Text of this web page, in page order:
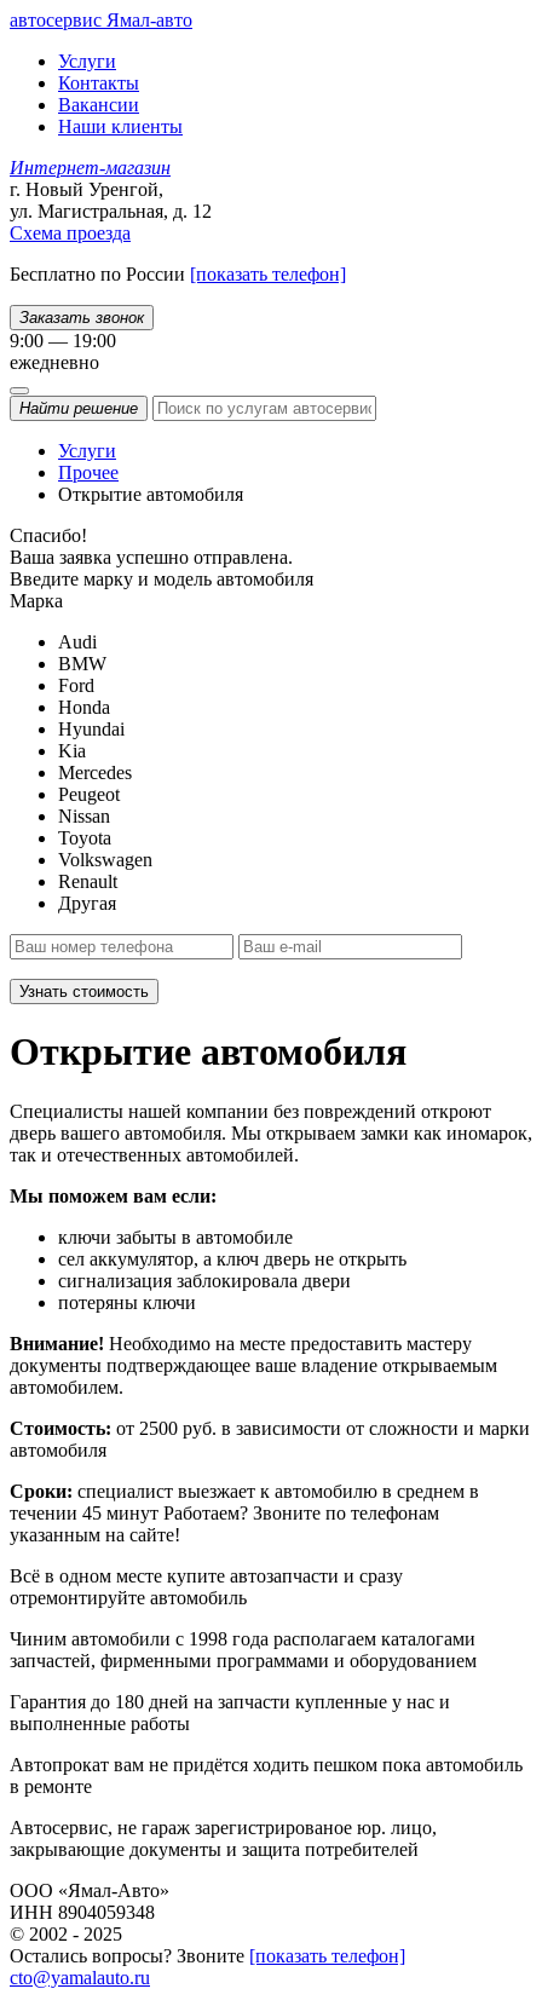
автосервис Ямал-авто
Услуги
Контакты
Вакансии
Наши клиенты
Интернет-магазин
г. Новый Уренгой,
ул. Магистральная, д. 12
Схема проезда
Бесплатно по России [показать телефон]
Заказать звонок
9:00 — 19:00
ежедневно
Найти решение
Услуги
Прочее
Открытие автомобиля
Спасибо!
Ваша заявка успешно отправлена.
Введите марку и модель автомобиля
Марка
Audi
BMW
Ford
Honda
Hyundai
Kia
Mercedes
Peugeot
Nissan
Toyota
Volkswagen
Renault
Другая
Узнать стоимость
Открытие автомобиля
Специалисты нашей компании без повреждений откроют
дверь вашего автомобиля. Мы открываем замки как иномарок,
так и отечественных автомобилей.
Мы поможем вам если:
ключи забыты в автомобиле
сел аккумулятор, а ключ дверь не открыть
сигнализация заблокировала двери
потеряны ключи
Внимание! Необходимо на месте предоставить мастеру
документы подтверждающее ваше владение открываемым
автомобилем.
Стоимость: от 2500 руб. в зависимости от сложности и марки
автомобиля
Сроки: специалист выезжает к автомобилю в среднем в
течении 45 минут Работаем? Звоните по телефонам
указанным на сайте!
Всё в одном месте купите автозапчасти и сразу
отремонтируйте автомобиль
Чиним автомобили с 1998 года располагаем каталогами
запчастей, фирменными программами и оборудованием
Гарантия до 180 дней на запчасти купленные у нас и
выполненные работы
Автопрокат вам не придётся ходить пешком пока автомобиль
в ремонте
Автосервис, не гараж зарегистрированое юр. лицо,
закрывающие документы и защита потребителей
ООО «Ямал-Авто»
ИНН 8904059348
© 2002 - 2025
Остались вопросы? Звоните [показать телефон]
cto@yamalauto.ru